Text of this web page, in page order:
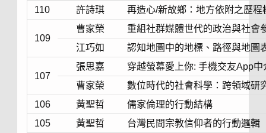
110
許詩琪 再造心/新故鄉：地方依附之歷
109
曹家榮
重組社群媒體世代的政治與社會
江巧如
認知地圖中的地標、路徑與地圖
107
張思嘉
穿越螢幕愛上你: 手機交友App
曹家榮
數位時代的社會科學：跨領域研
106
黃聖哲
儒家倫理的行動結構
105
黃聖哲
台灣民間宗教信仰者的行動邏輯